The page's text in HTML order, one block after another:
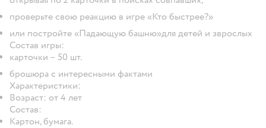
проверьте свою реакцию в игре «Кто быстрее?»
или постройте «Падающую башню»для детей и зврослых
Состав игры:
карточки – 50 шт.
брошюра с интересными фактами
Характеристики:
Возраст: от 4 лет
Состав:
Картон, бумага.